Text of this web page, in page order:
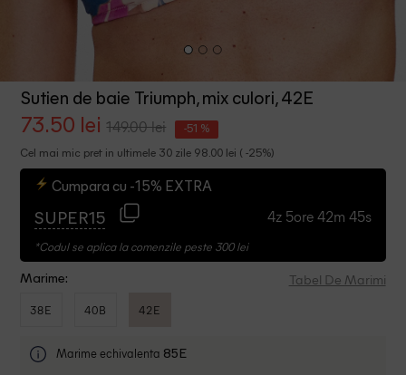
Sutien de baie Triumph, mix culori, 42E
73.50 lei 149.00 lei -51 %
Cel mai mic pret in ultimele 30 zile 98.00 lei ( -25%)
Cumpara cu -15% EXTRA
SUPER15 4z 5ore 42m 44s
*Codul se aplica la comenzile peste 300 lei
Marime: Tabel De Marimi
38E 40B 42E
Marime echivalenta 85E